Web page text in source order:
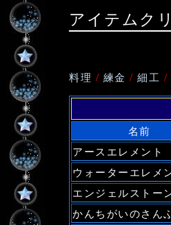
アイテムク
料理 / 練金 /細工 /
名前
アースエレメント
ウォーターエレメ
エンジェルストー
かんちがいのさん